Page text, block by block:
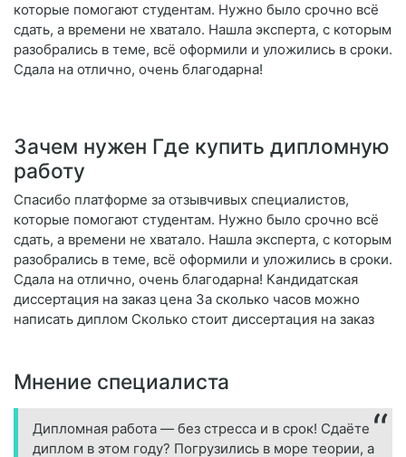
которые помогают студентам. Нужно было срочно всё
сдать, а времени не хватало. Нашла эксперта, с которым
разобрались в теме, всё оформили и уложились в сроки.
Сдала на отлично, очень благодарна!
Зачем нужен Где купить дипломную
работу
Спасибо платформе за отзывчивых специалистов,
которые помогают студентам. Нужно было срочно всё
сдать, а времени не хватало. Нашла эксперта, с которым
разобрались в теме, всё оформили и уложились в сроки.
Сдала на отлично, очень благодарна! Кандидатская
диссертация на заказ цена За сколько часов можно
написать диплом Сколько стоит диссертация на заказ
Мнение специалиста
Дипломная работа — без стресса и в срок! Сдаёте
диплом в этом году? Погрузились в море теории, а